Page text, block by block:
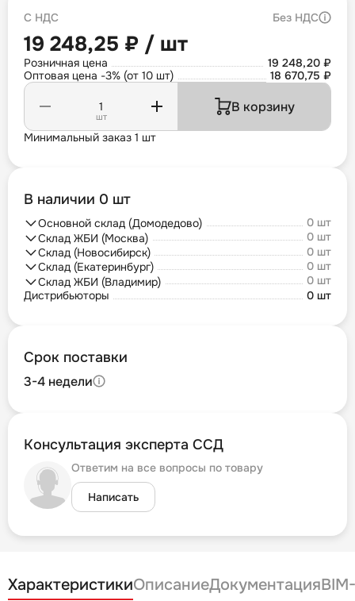
С НДС Без НДС
19 248,25 ₽ / шт
Розничная цена
19 248,20 ₽
Оптовая цена -3% (от 10 шт)
18 670,75 ₽
шт
В корзину
Минимальный заказ 1 шт
В наличии 0 шт
Основной склад (Домодедово)
0 шт
Склад ЖБИ (Москва)
0 шт
Склад (Новосибирск)
0 шт
Склад (Екатеринбург)
0 шт
Склад ЖБИ (Владимир)
0 шт
Дистрибьюторы
0 шт
Срок поставки
3-4 недели
Консультация эксперта ССД
Ответим на все вопросы по товару
Написать
ХарактеристикиОписаниеДокументация